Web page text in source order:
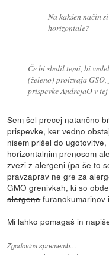
Na kakšen način
horizontale?
Če bi sledil temi, bi
(želeno) proizvaja
prispevke AndrejaO v
Sem šel precej natančno
prispevke, ker vedno
nisem prišel do
horizontalnim prenosom
zvezi z alergeni (pa še to
pravzaprav ne gre za
GMO grenivkah, ki so
alergenafuranokumarinov
Mi lahko pomagaš in
Zgodovina sprememb…